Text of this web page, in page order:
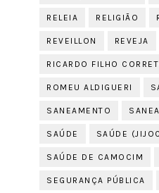
RELEIA RELIGIÃO
REVEILLON REVEJA
RICARDO FILHO
ROMEU ALDIGUERI
SANEAMENTO
SAÚDE SAÚDE
SAÚDE DE CAMOCIM
SEGURANÇA PÚBLICA